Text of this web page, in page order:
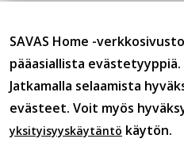
SAVAS Home -
pääasiallista evästetyyppiä.
Jatkamalla selaamista
evästeet. Voit myös
yksityisyyskäytäntö käytön.